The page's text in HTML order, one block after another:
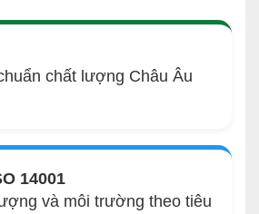
chất lượng Châu Âu
14001
và môi trường theo tiêu